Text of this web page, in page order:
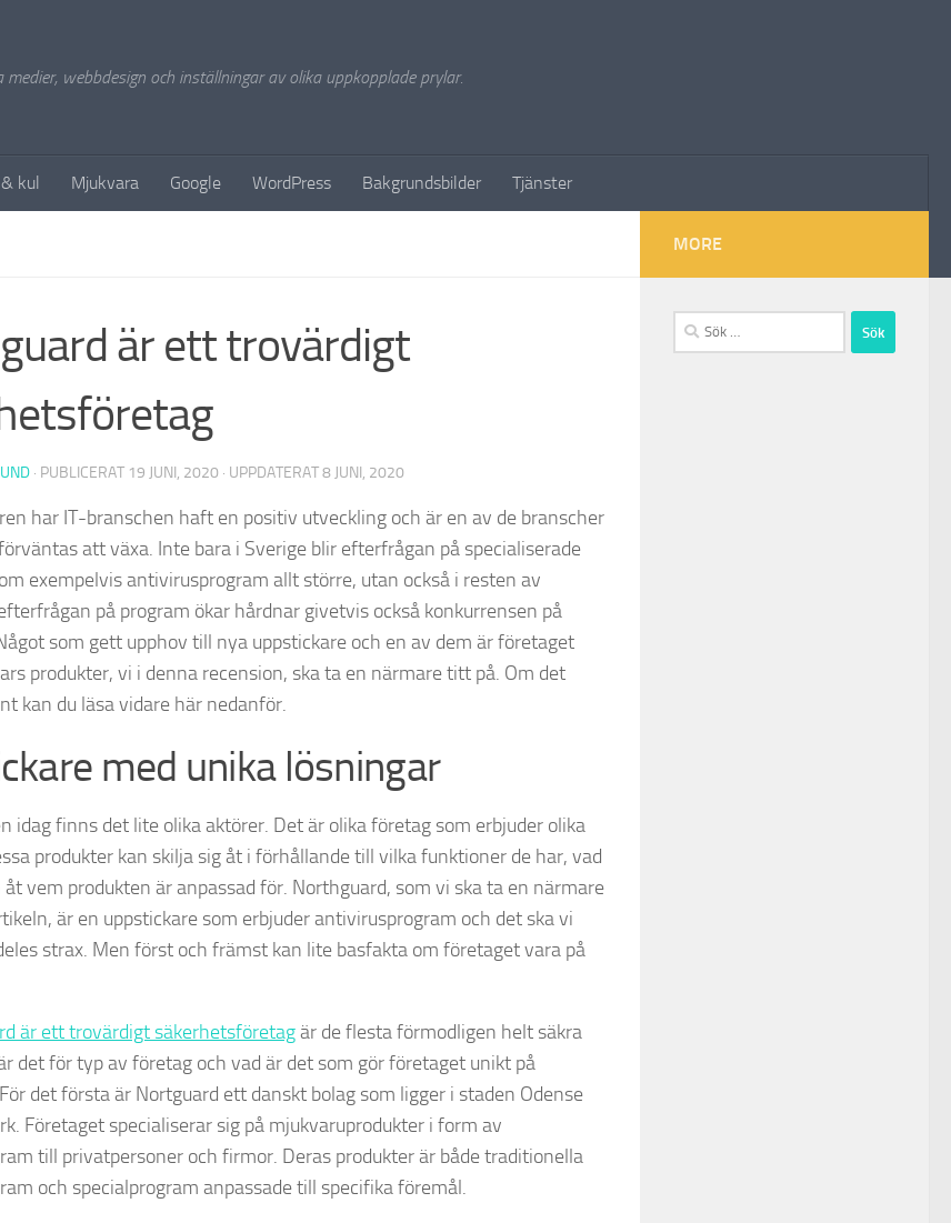
medier, webbdesign och inställningar av olika uppkopplade prylar.
kul Mjukvara Google WordPress Bakgrundsbilder Tjänster
är ett trovärdigt
· PUBLICERAT 19 JUNI, 2020 · UPPDATERAT8 JUNI, 2020
har IT-branschen haft en positiv utveckling och är en av de branscher
att växa. Inte bara i Sverige blir efterfrågan på specialiserade
exempelvis antivirusprogram allt större, utan också i resten av
på program ökar hårdnar givetvis också konkurrensen på
som gett upphov till nya uppstickare och en av dem är företaget
produkter, vi i denna recension, ska ta en närmare titt på. Om det
kan du läsa vidare här nedanför.
med unika lösningar
idag finns det lite olika aktörer. Det är olika företag som erbjuder olika
produkter kan skilja sig åt i förhållande till vilka funktioner de har, vad
åt vem produkten är anpassad för. Northguard, som vi ska ta en närmare
är en uppstickare som erbjuder antivirusprogram och det ska vi
strax. Men först och främst kan lite basfakta om företaget vara på
är ett trovärdigt säkerhetsföretagär de flesta förmodligen helt säkra
det för typ av företag och vad är det som gör företaget unikt på
det första är Nortguard ett danskt bolag som ligger i staden Odense
Företaget specialiserar sig på mjukvaruprodukter i form av
till privatpersoner och firmor. Deras produkter är både traditionella
och specialprogram anpassade till specifika föremål.
MORE
Sök
efter: